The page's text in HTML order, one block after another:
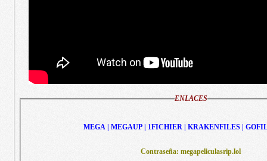
ENLACES
MEGA | MEGAUP | 1FICHIER | KRAKENFILES |
Contraseña: megapeliculasrip.lol